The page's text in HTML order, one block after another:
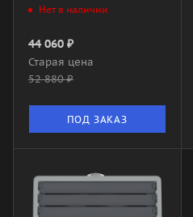
Нет в наличии
44 060 ₽
Старая цена
52 880₽
ПОД ЗАКАЗ